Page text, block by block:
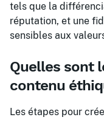
tels que la
réputation, et une
sensibles aux
Quelles sont
contenu
Les étapes pour